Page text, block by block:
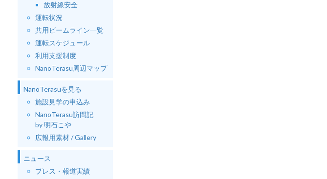
放射線安全
運転状況
共用ビームライン一覧
運転スケジュール
利用支援制度
NanoTerasu周辺マップ
NanoTerasuを見る
施設見学の申込み
NanoTerasu訪問記
by 明石こや
広報用素材 / Gallery
ニュース
プレス・報道実績